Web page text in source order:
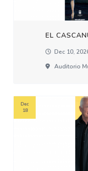
EL
Dec 10,
Auditorio
Dec
18